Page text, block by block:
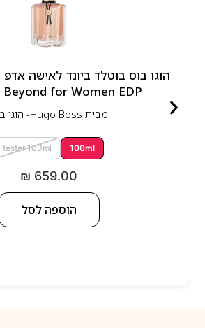
Bottled Beyond for Women EDP
מבית Hugo Boss- הוגו בוס
100ml
tester 100ml
₪ 659.00
הוספה לסל